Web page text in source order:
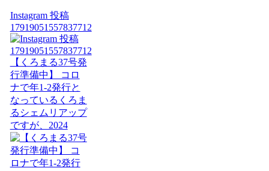
Instagram 投稿
17919051557837712
【くろまる37号発
行準備中】 コロ
ナで年1-2発行と
なっているくろま
るシェムリアップ
ですが、2024